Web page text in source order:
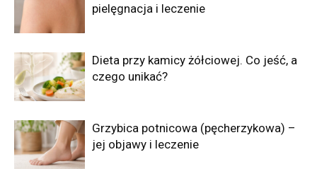
pielęgnacja i leczenie
Dieta przy kamicy żółciowej. Co jeść, a
czego unikać?
Grzybica potnicowa (pęcherzykowa) –
jej objawy i leczenie